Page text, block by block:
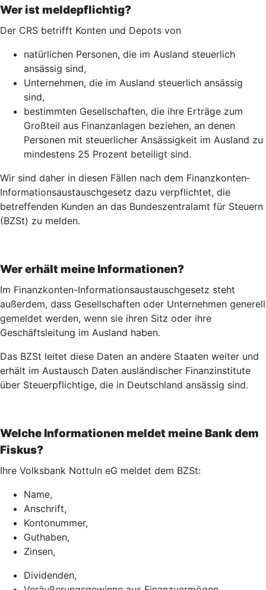
Wer ist meldepflichtig?
Der CRS betrifft Konten und Depots von
natürlichen Personen, die im Ausland steuerlich
ansässig sind,
Unternehmen, die im Ausland steuerlich ansässig
sind,
bestimmten Gesellschaften, die ihre Erträge zum
Großteil aus Finanzanlagen beziehen, an denen
Personen mit steuerlicher Ansässigkeit im Ausland zu
mindestens 25 Prozent beteiligt sind.
Wir sind daher in diesen Fällen nach dem Finanz­konten­
Informations­austausch­gesetz dazu verpflichtet, die
betreffenden Kunden an das Bundeszentralamt für Steuern
(BZSt) zu melden.
Wer erhält meine Informationen?
Im Finanzkonten-Informationsaustauschgesetz steht
außerdem, dass Gesellschaften oder Unternehmen generell
gemeldet werden, wenn sie ihren Sitz oder ihre
Geschäftsleitung im Ausland haben.
Das BZSt leitet diese Daten an andere Staaten weiter und
erhält im Austausch Daten ausländischer Finanzinstitute
über Steuerpflichtige, die in Deutschland ansässig sind.
Welche Informationen meldet meine Bank dem
Fiskus?
Ihre Volksbank Nottuln eG meldet dem BZSt:
Name,
Anschrift,
Kontonummer,
Guthaben,
Zinsen,
Dividenden,